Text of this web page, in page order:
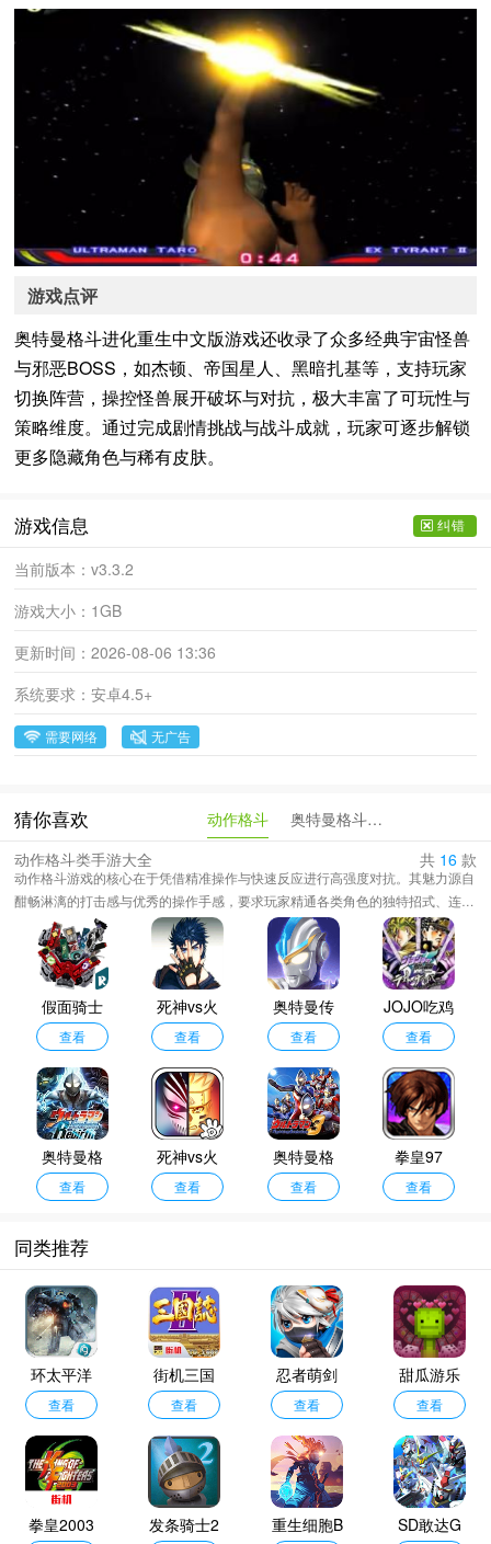
游戏点评
奥特曼格斗进化重生中文版游戏还收录了众多经典宇宙怪兽
与邪恶BOSS，如杰顿、帝国星人、黑暗扎基等，支持玩家
切换阵营，操控怪兽展开破坏与对抗，极大丰富了可玩性与
策略维度。通过完成剧情挑战与战斗成就，玩家可逐步解锁
更多隐藏角色与稀有皮肤。
游戏信息
当前版本：v3.3.2
游戏大小： 1GB
更新时间：2026-08-06 13:36
系统要求：安卓4.5+
需要网络 无广告
纠错
猜你喜欢 动作格斗
奥特曼格斗进化重生
动作格斗类手游大全
共 16 款
动作格斗游戏的核心在于凭借精准操作与快速反应进行高强度对抗。其魅力源自
酣畅淋漓的打击感与优秀的操作手感，要求玩家精通各类角色的独特招式、连续
技与必杀技。游戏强调立回、压制、闪避与防御等实战策略，在电光火石间完成
攻防转换。无论是侧重单机剧情挑战还是多人线上竞技，该类游戏都通过紧凑节
奏与深度系统带来强烈竞技快感与成就感，是考验玩家操作技巧、反应速度与战
术思维的终极试炼。
假面骑士
W腰带模
拟器
查看
死神vs火
影jojo版
查看
奥特曼传
奇英雄存
档版
查看
JOJO吃鸡
手机版
查看
奥特曼格
斗进化重
查看
死神vs火
影6.1满人
查看
奥特曼格
斗3手机版
查看
拳皇97
查看
同类推荐
环太平洋
手游
查看
街机三国
志2金手指
版
查看
忍者萌剑
传
查看
甜瓜游乐
场1.0
查看
拳皇2003
发条骑士2
重生细胞B
SD敢达G